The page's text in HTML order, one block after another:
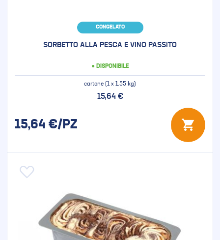
CONGELATO
SORBETTO ALLA PESCA E VINO PASSITO
● DISPONIBILE
cartone (1 x 1.55 kg)
15,64 €
15,64 €/PZ